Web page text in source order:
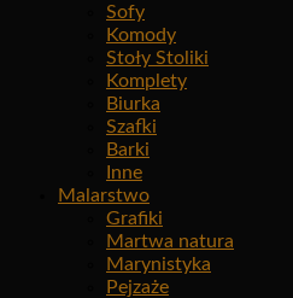
Sofy
Komody
Stoły Stoliki
Komplety
Biurka
Szafki
Barki
Inne
Malarstwo
Grafiki
Martwa natura
Marynistyka
Pejzaże